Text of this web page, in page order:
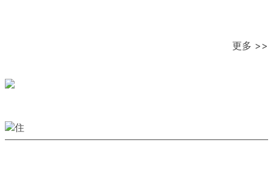
更多 >>